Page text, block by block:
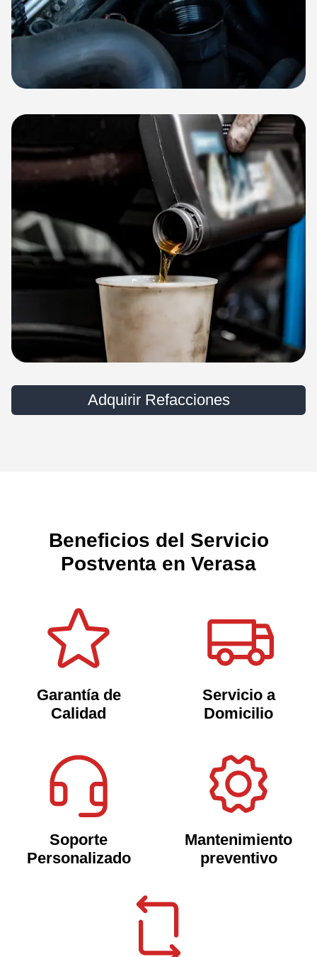
Adquirir Refacciones
Beneficios del Servicio
Postventa en Verasa
Garantía de
Calidad
Servicio a
Domicilio
Soporte
Personalizado
Mantenimiento
preventivo